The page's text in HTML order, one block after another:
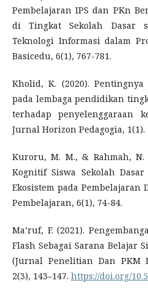
Pembelajaran IPS dan PKn
di Tingkat Sekolah Dasar
Teknologi Informasi dalam
Basicedu, 6(1), 767-781.
Kholid, K. (2020).
pada lembaga pendidikan
terhadap penyelenggaraan
Jurnal Horizon Pedagogia, 1(1).
Kuroru, M. M., & Rahmah,
Kognitif Siswa Sekolah
Ekosistem pada
Pembelajaran, 6(1), 74-84.
Ma’ruf, F. (2021).
Flash Sebagai Sarana Belajar
(Jurnal Penelitian Dan PKM
2(3), 143–147. https://doi.org/